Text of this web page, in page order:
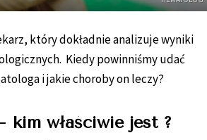
który dokładnie analizuje wyniki
Kiedy powinniśmy udać
i jakie choroby on leczy?
kim właściwie jest ?